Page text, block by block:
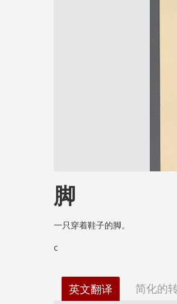
脚
一只穿着鞋子的脚。
c
英文翻译 简化的